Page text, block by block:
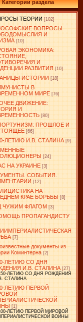
Категории раздела
ТЕОРИИ [102]
ВОПРОСЫ
И
[10]
ЭКОНОМИКА:
И
РАЗВИТИЯ [10]
ИСТОРИИ [18]
В
МИРЕ [76]
ДВИЖЕНИЕ:
И
[80]
ПРОШЛОЕ И
[66]
ЛЕТИЮ И.В. СТАЛИНА [9]
[24]
НА УКРАИНЕ [3]
СОБЫТИЯ.
[12]
НА
КРАЕ БОРЬБЫ [8]
ЧУЖИМ ФЛАГОМ [3]
ПРОПАГАНДИСТУ
[7]
документы из
Коминтерна [2]
ЛЕТИЮ СО ДНЯ
И.В. СТАЛИНА [27]
ЛЕТИЮ СО ДНЯ РОЖДЕНИЯ
СТАЛИНА
ЛЕТИЮ ПЕРВОЙ
[1]
ЛЕТИЮ ПЕРВОЙ МИРОВОЙ
ВОЙНЫ